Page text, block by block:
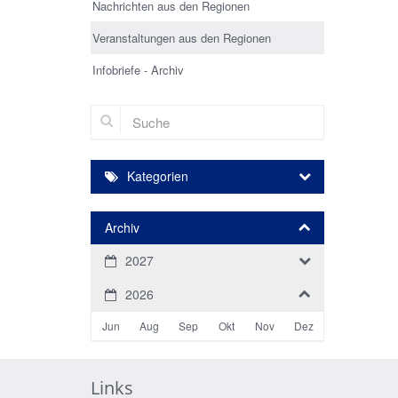
Nachrichten aus den Regionen
Veranstaltungen aus den Regionen
Infobriefe - Archiv
Suche
Kategorien
Archiv
2027
2026
Jun Aug Sep Okt Nov Dez
Links